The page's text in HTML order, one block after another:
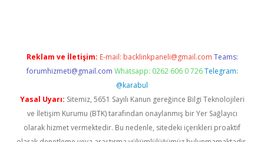
Reklam ve İletişim: E-mail: backlinkpaneli@gmail.com Teams:
forumhizmeti@gmail.com Whatsapp: 0262 606 0 726 Telegram:
@karabul
Yasal Uyarı: Sitemiz, 5651 Sayılı Kanun gereğince Bilgi Teknolojileri
ve İletişim Kurumu (BTK) tarafından onaylanmış bir Yer Sağlayıcı
olarak hizmet vermektedir. Bu nedenle, sitedeki içerikleri proaktif